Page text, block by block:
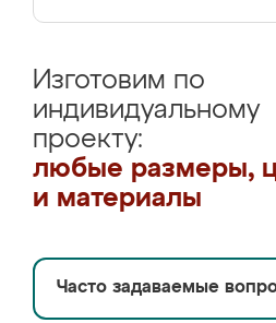
Изготовим по
индивидуальному
проекту:
любые размеры,
и материалы
Часто задаваемые